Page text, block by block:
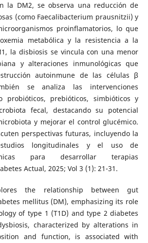
la DM2, se observa una reducción de
(como Faecalibacterium prausnitzii) y
proinflamatorios, lo que
metabólica y la resistencia a la
la disbiosis se vincula con una menor
y alteraciones inmunológicas que
autoinmune de las células β
se analiza las intervenciones
probióticos, prebióticos, simbióticos y
fecal, destacando su potencial
y mejorar el control glucémico.
perspectivas futuras, incluyendo la
longitudinales y el uso de
para desarrollar terapias
Actual, 2025; Vol 3 (1): 21-31.
the relationship between gut
mellitus (DM), emphasizing its role
of type 1 (T1D) and type 2 diabetes
characterized by alterations in
and function, is associated with